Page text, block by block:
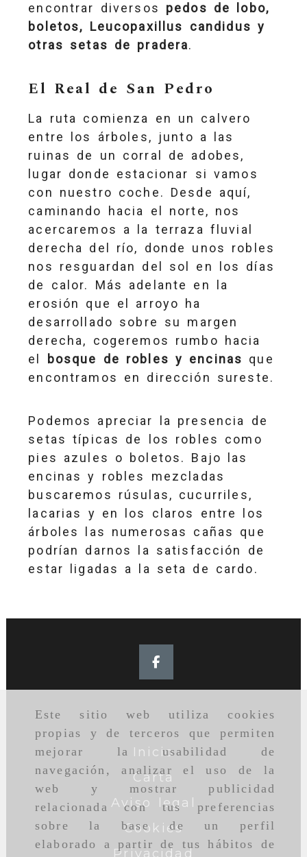
Este sitio web utiliza cookies
propias y de terceros que permiten
mejorar la usabilidad de
navegación, analizar el uso de la
web y mostrar publicidad
relacionada con tus preferencias
sobre la base de un perfil
elaborado a partir de tus hábitos de
encontrar diversos pedos de lobo,
boletos, Leucopaxillus candidus y
otras setas de pradera.
El Real de San Pedro
La ruta comienza en un calvero
entre los árboles, junto a las
ruinas de un corral de adobes,
lugar donde estacionar si vamos
con nuestro coche. Desde aquí,
caminando hacia el norte, nos
acercaremos a la terraza fluvial
derecha del río, donde unos robles
nos resguardan del sol en los días
de calor. Más adelante en la
erosión que el arroyo ha
desarrollado sobre su margen
derecha, cogeremos rumbo hacia
el bosque de robles y encinas que
encontramos en dirección sureste.
Podemos apreciar la presencia de
setas típicas de los robles como
pies azules o boletos. Bajo las
encinas y robles mezcladas
buscaremos rúsulas, cucurriles,
lacarias y en los claros entre los
árboles las numerosas cañas que
podrían darnos la satisfacción de
estar ligadas a la seta de cardo.
Inicio
Carta
Aviso legal
Cookies
Privacidad